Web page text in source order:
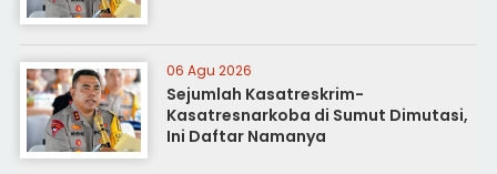
06 Agu 2026
Sejumlah Kasatreskrim-
Kasatresnarkoba di Sumut Dimutasi,
Ini Daftar Namanya